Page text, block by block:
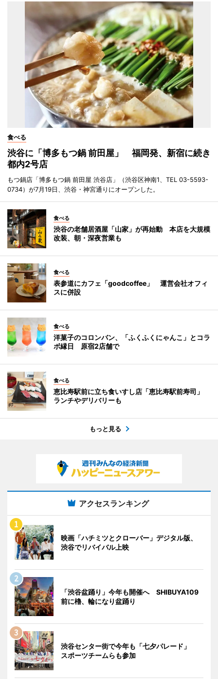
食べる
渋谷に「博多もつ鍋 前田屋」 福岡発、新宿に続き
都内2号店
もつ鍋店「博多もつ鍋 前田屋 渋谷店」（渋谷区神南1、TEL 03-5593-
0734）が7月19日、渋谷・神宮通りにオープンした。
食べる
渋谷の老舗居酒屋「山家」が再始動 本店を大規模
改装、朝・深夜営業も
食べる
表参道にカフェ「goodcoffee」 運営会社オフィ
スに併設
食べる
洋菓子のコロンバン、「ふくふくにゃんこ」とコラ
ボ縁日 原宿2店舗で
食べる
恵比寿駅前に立ち食いすし店「恵比寿駅前寿司」
ランチやデリバリーも
もっと見る
アクセスランキング
映画「ハチミツとクローバー」デジタル版、
渋谷でリバイバル上映
「渋谷盆踊り」今年も開催へ SHIBUYA109
前に櫓、輪になり盆踊り
渋谷センター街で今年も「七夕パレード」
スポーツチームらも参加